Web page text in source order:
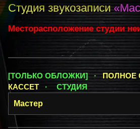
Студия звукозаписи
Месторасположение студии
[ТОЛЬКО ОБЛОЖКИ] ·ПОЛНОЕ
КАССЕТ · СТУДИЯ